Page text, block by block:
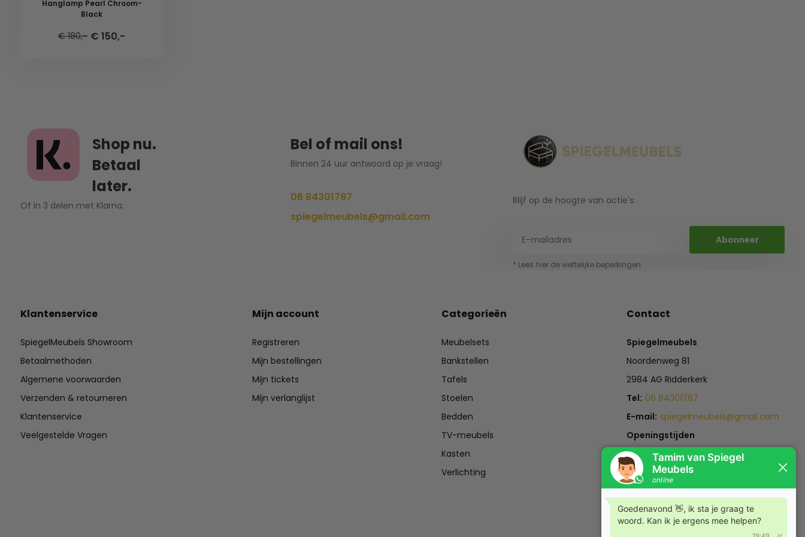
Hanglamp Pearl Chroom-
Black
€ 180,- € 150,-
Shop nu.
Betaal
later.
Of in 3 delen met Klarna.
Bel of mail ons!
Binnen 24 uur antwoord op je vraag!
06 84301787
spiegelmeubels@gmail.com
Blijf op de hoogte van actie's:
Abonneer
* Lees hier de wettelijke beperkingen
Klantenservice
SpiegelMeubels Showroom
Betaalmethoden
Algemene voorwaarden
Verzenden & retourneren
Klantenservice
Veelgestelde Vragen
Mijn account
Registreren
Mijn bestellingen
Mijn tickets
Mijn verlanglijst
Categorieën
Meubelsets
Bankstellen
Tafels
Stoelen
Bedden
TV-meubels
Kasten
Verlichting
Contact
Spiegelmeubels
Noordenweg 81
2984 AG Ridderkerk
Tel: 06 84301787
E-mail: spiegelmeubels@gmail.com
Openingstijden
Maandag t/m Zaterdag:12:00 -18:00
Zondag:Gesloten